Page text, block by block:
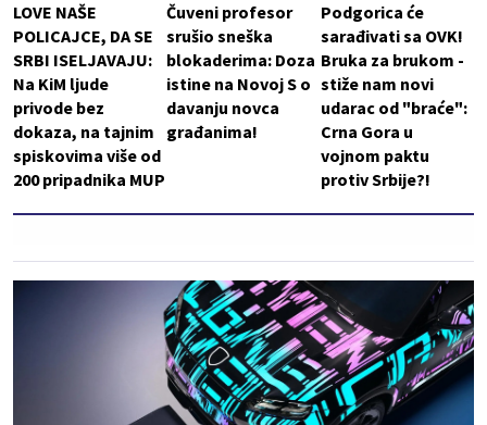
LOVE NAŠE
POLICAJCE, DA SE
SRBI ISELJAVAJU:
Na KiM ljude
privode bez
dokaza, na tajnim
spiskovima više od
200 pripadnika MUP
Čuveni profesor
srušio sneška
blokaderima: Doza
istine na Novoj S o
davanju novca
građanima!
Podgorica će
sarađivati sa OVK!
Bruka za brukom -
stiže nam novi
udarac od "braće":
Crna Gora u
vojnom paktu
protiv Srbije?!